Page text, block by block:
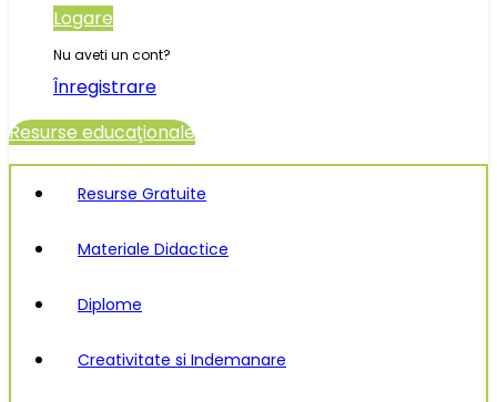
Logare
Nu aveti un cont?
Înregistrare
Resurse educaţionale
Resurse Gratuite
Materiale Didactice
Diplome
Creativitate si Indemanare